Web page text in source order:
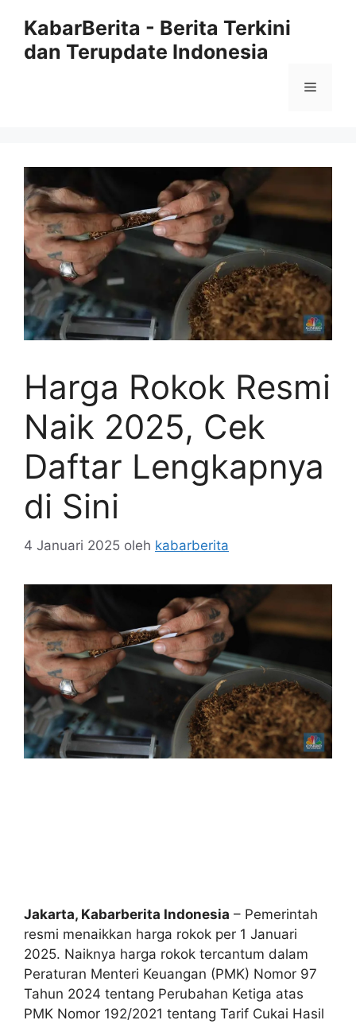
KabarBerita - Berita Terkini
dan Terupdate Indonesia
Menu
Harga Rokok Resmi
Naik 2025, Cek
Daftar Lengkapnya
di Sini
4 Januari 2025 oleh kabarberita
Jakarta, Kabarberita Indonesia – Pemerintah
resmi menaikkan harga rokok per 1 Januari
2025. Naiknya harga rokok tercantum dalam
Peraturan Menteri Keuangan (PMK) Nomor 97
Tahun 2024 tentang Perubahan Ketiga atas
PMK Nomor 192/2021 tentang Tarif Cukai Hasil